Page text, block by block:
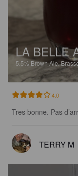
LA BELLE
5.5% Brown Ale.
4.0
Tres bonne. Pas
TERRY M